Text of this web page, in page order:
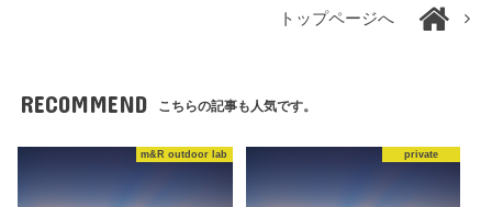
トップページへ
RECOMMEND こちらの記事も人気です。
m&R outdoor lab private